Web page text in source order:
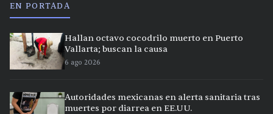
EN PORTADA
Hallan octavo cocodrilo muerto en Puerto
Vallarta; buscan la causa
6 ago 2026
Autoridades mexicanas en alerta sanitaria tras
muertes por diarrea en EE.UU.